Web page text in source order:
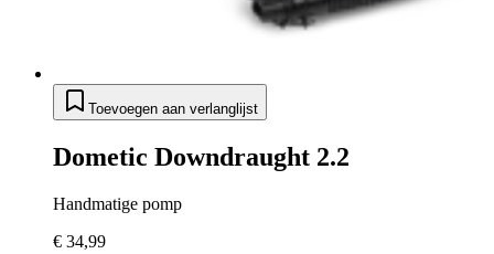
Toevoegen aan verlanglijst
Dometic Downdraught 2.2
Handmatige pomp
€ 34,99